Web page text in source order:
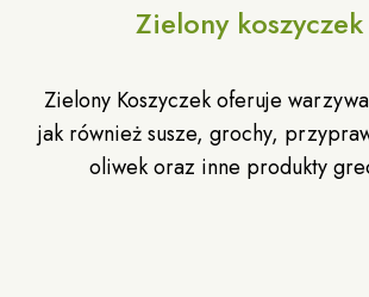
Zielony koszyczek
Zielony Koszyczek oferuje
jak również susze, grochy,
oliwek oraz inne produkty